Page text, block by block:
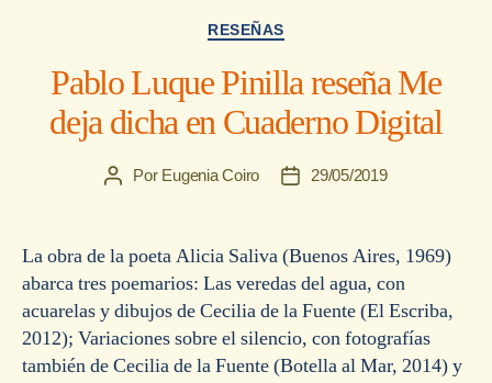
Categorías
RESEÑAS
Pablo Luque Pinilla reseña Me
deja dicha en Cuaderno Digital
Autor
entrada
Por Eugenia Coiro
Fecha
entrada
29/05/2019
La obra de la poeta Alicia Saliva (Buenos Aires, 1969)
abarca tres poemarios: Las veredas del agua, con
acuarelas y dibujos de Cecilia de la Fuente (El Escriba,
2012); Variaciones sobre el silencio, con fotografías
también de Cecilia de la Fuente (Botella al Mar, 2014) y